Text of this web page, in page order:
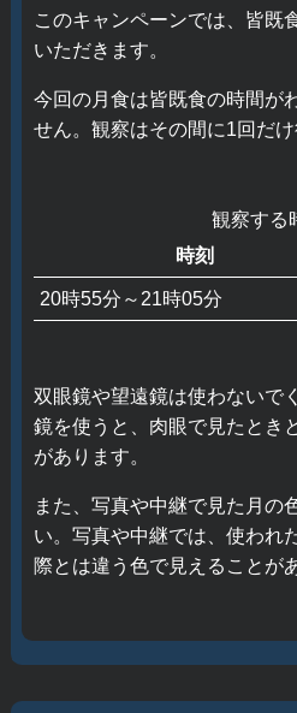
このキャンペーンでは、皆既
いただきます。
今回の月食は皆既食の時間が
せん。観察はその間に1回だけ
観察する
時刻
20時55分～21時05分
双眼鏡や望遠鏡は使わないで
鏡を使うと、肉眼で見たとき
があります。
また、写真や中継で見た月の
い。写真や中継では、使われ
際とは違う色で見えることが